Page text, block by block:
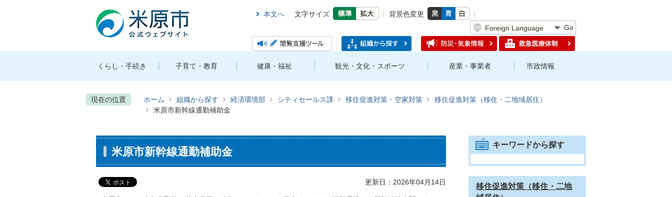
本文へ 文字サイズ
背景色変更
Go
くらし・手続き 子育て・教育 健康・福祉 観光・文化・スポーツ 産業・事業者 市政情報
現在の位置 ホーム 組織から探す 経済環境部 シティセールス課 移住促進対策・空家対策
移住促進対策（移住・二地域居住）
米原市新幹線通勤補助金
米原市新幹線通勤補助金
更新日：2026年04月14日
キーワードから探す
移住促進対策（移住・二地